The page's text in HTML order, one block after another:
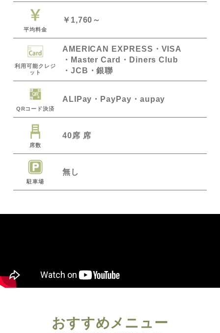
平均料金
￥1,760～
利用可能クレジ
ット
AMERICAN EXPRESS
VISA
Master Card
Diners Club
JCB
銀聯
QRコード決済
ALIPay PayPay ・aupay
席数
40席 席
駐車場
無し
おすすめメニュー